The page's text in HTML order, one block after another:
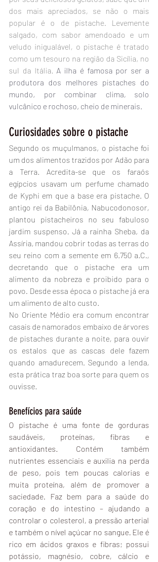
dos mais apreciados, se não o mais
popular é o de pistache. Levemente
salgado, com sabor amendoado e um
veludo inigualável, o pistache é tratado
como um tesouro na região da Sicília, no
sul da Itália. A ilha é famosa por ser a
produtora dos melhores pistaches do
mundo, por combinar clima, solo
vulcânico e rochoso, cheio de minerais.
Curiosidades sobre o pistache
Segundo os muçulmanos, o pistache foi
um dos alimentos trazidos por Adão para
a Terra. Acredita-se que os faraós
egípcios usavam um perfume chamado
de Kyphi em que a base era pistache. O
antigo rei da Babilônia, Nabucodonosor,
plantou pistacheiros no seu fabuloso
jardim suspenso. Já a rainha Sheba, da
Assíria, mandou cobrir todas as terras do
seu reino com a semente em 6.750 a.C.,
decretando que o pistache era um
alimento da nobreza e proibido para o
povo. Desde essa época o pistache já era
um alimento de alto custo.
No Oriente Médio era comum encontrar
casais de namorados embaixo de árvores
de pistaches durante a noite, para ouvir
os estalos que as cascas dele fazem
quando amadurecem. Segundo a lenda,
esta prática traz boa sorte para quem os
ouvisse.
Benefícios para saúde
O pistache é uma fonte de gorduras
saudáveis, proteínas, fibras e
antioxidantes. Contém também
nutrientes essenciais e auxilia na perda
de peso, pois tem poucas calorias e
muita proteína, além de promover a
saciedade. Faz bem para a saúde do
coração e do intestino – ajudando a
controlar o colesterol, a pressão arterial
e também o nível açúcar no sangue. Ele é
rico em ácidos graxos e fibras; possui
potássio, magnésio, cobre, cálcio e